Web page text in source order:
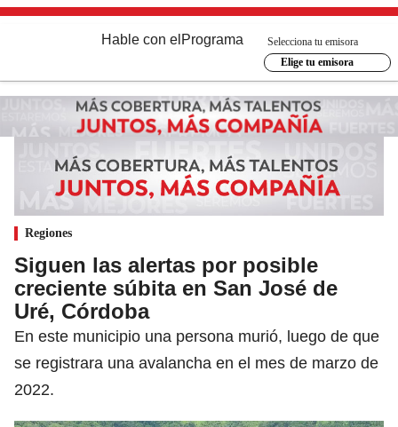
Hable con el Programa
Selecciona tu emisora
Elige tu emisora
Regiones
Siguen las alertas por posible
creciente súbita en San José de
Uré, Córdoba
En este municipio una persona murió, luego de que
se registrara una avalancha en el mes de marzo de
2022.